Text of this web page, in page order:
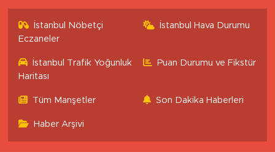
İstanbul Nöbetçi
Eczaneler
İstanbul Hava Durumu
İstanbul Trafik Yoğunluk
Haritası
Puan Durumu ve Fikstür
Tüm Manşetler Son Dakika Haberleri
Haber Arşivi